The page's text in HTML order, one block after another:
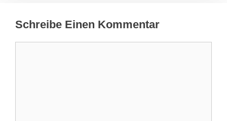
Schreibe Einen Kommentar